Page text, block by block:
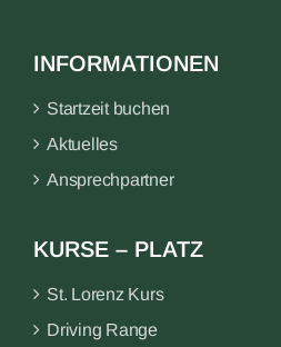
INFORMATIONEN
Startzeit buchen
Aktuelles
Ansprechpartner
KURSE – PLATZ
St. Lorenz Kurs
Driving Range